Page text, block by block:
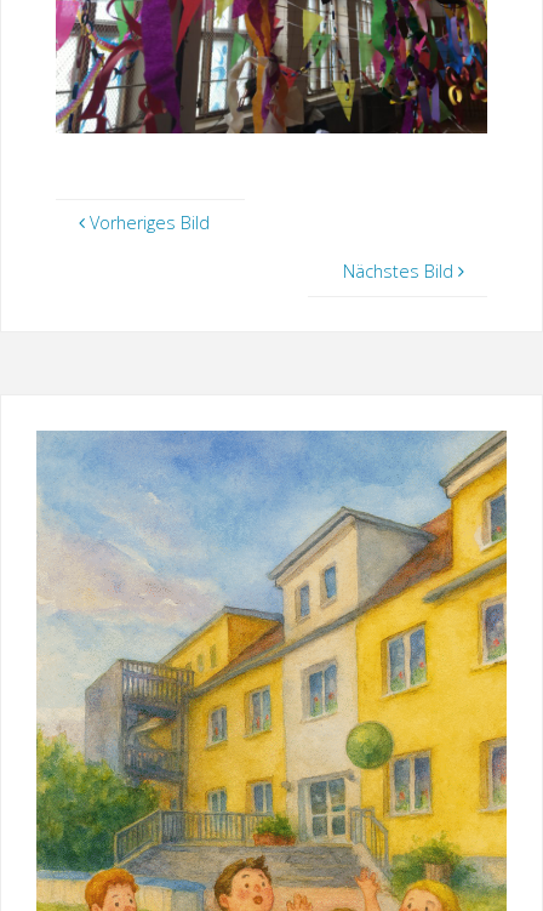
Vorheriges Bild
Nächstes Bild